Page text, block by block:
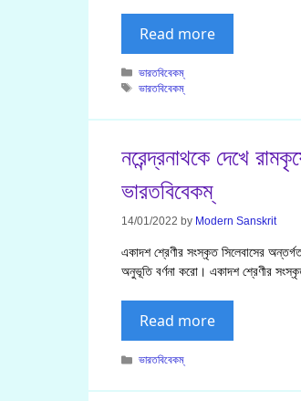
Read more
Categories
ভারতবিবেকম্
Tags
ভারতবিবেকম্
নরেন্দ্রনাথকে দেখে
ভারতবিবেকম্
14/01/2022 by Modern Sanskrit
একাদশ শ্রেণীর সংস্কৃত সিলেবাসের
অনুভূতি বর্ণনা করো। একাদশ শ্রেণীর
Read more
Categories
ভারতবিবেকম্